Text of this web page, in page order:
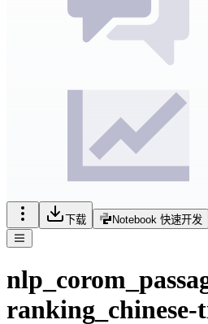
下载 Notebook 快速开发